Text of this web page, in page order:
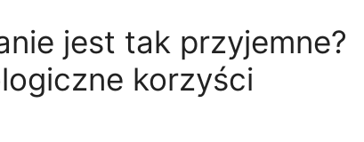
jest tak przyjemne?
korzyści